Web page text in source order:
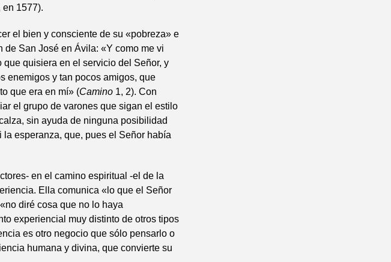
1577).
el bien y consciente de su «pobreza» e
de San José en Ávila: «Y como me vi
quisiera en el servicio del Señor, y
enemigos y tan pocos amigos, que
que era en mí» (Camino 1, 2). Con
el grupo de varones que sigan el estilo
sin ayuda de ninguna posibilidad
esperanza, que, pues el Señor había
en el camino espiritual -el de la
Ella comunica «lo que el Señor
diré cosa que no lo haya
experiencial muy distinto de otros tipos
es otro negocio que sólo pensarlo o
humana y divina, que convierte su